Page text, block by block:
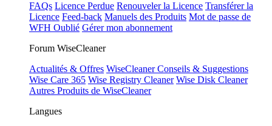
FAQs Licence Perdue Renouveler la Licence Transférer la
Licence Feed-back Manuels des Produits Mot de passe de
WFH Oublié Gérer mon abonnement
Forum WiseCleaner
Actualités & Offres WiseCleaner Conseils & Suggestions
Wise Care 365 Wise Registry Cleaner Wise Disk Cleaner
Autres Produits de WiseCleaner
Langues